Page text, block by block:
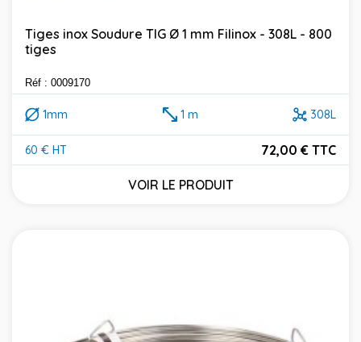
Tiges inox Soudure TIG Ø 1 mm Filinox - 308L - 800
tiges
Réf : 0009170
1mm 1 m 308L
60 € HT
Prix
72,00 € TTC
VOIR LE PRODUIT